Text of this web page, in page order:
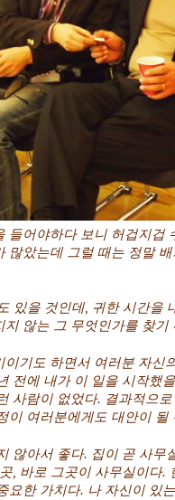
들어야하다 보니 허겁지겁
많았는데 그럴 때는 정말
있을 것인데, 귀한 시간을
않는 그 무엇인가를 찾
이기도 하면서 여러분 자신
전에 내가 이 일을 시작했
사람이 없었다. 결과적으
이 여러분에게도 대안이 될
않아서 좋다. 집이 곧 사
, 바로 그곳이 사무실이다
요한 가치다. 나 자신이 있